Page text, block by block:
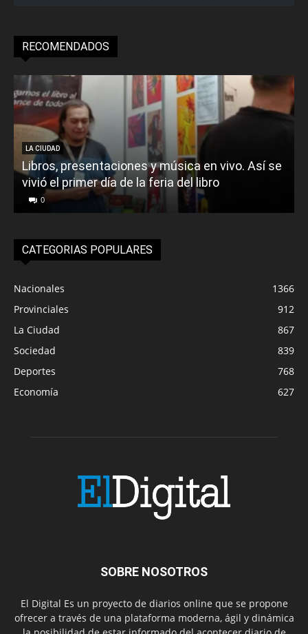
RECOMENDADOS
LA CIUDAD
Libros, presentaciones y música en vivo. Así se
vivió el primer día de la feria del libro
0
CATEGORIAS POPULARES
Nacionales
1366
Provinciales
912
La Ciudad
867
Sociedad
839
Deportes
768
Economía
627
SOBRE NOSOTROS
El Digital Es un proyecto de diarios online que se propone
ofrecer a través de una plataforma moderna, ágil y dinámica